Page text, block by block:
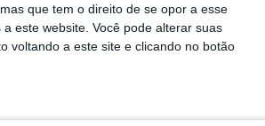
que tem o direito de se opor a esse
este website. Você pode alterar suas
voltando a este site e clicando no botão